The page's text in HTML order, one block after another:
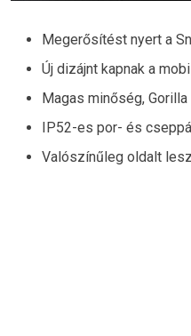
Megerősítést nyert a
Új dizájnt kapnak a
Magas minőség,
IP52-es por- és
Valószínűleg oldalt